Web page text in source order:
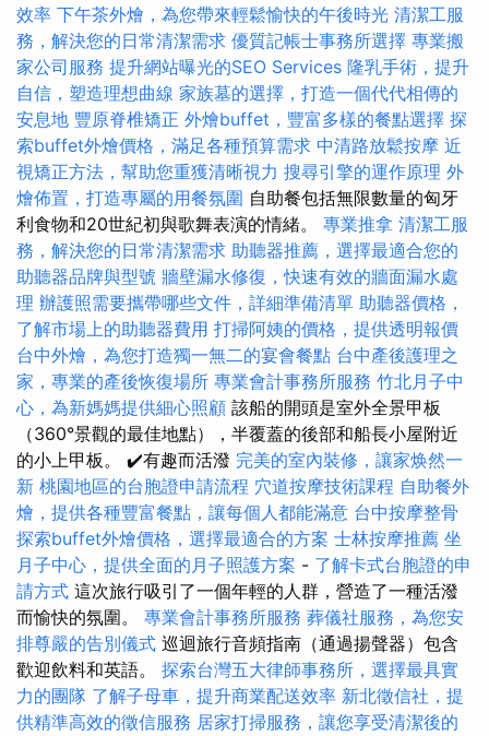
效率 下午茶外燴，為您帶來輕鬆愉快的午後時光 清潔工服
務，解決您的日常清潔需求 優質記帳士事務所選擇 專業搬
家公司服務 提升網站曝光的SEO Services 隆乳手術，提升
自信，塑造理想曲線 家族墓的選擇，打造一個代代相傳的
安息地 豐原脊椎矯正 外燴buffet，豐富多樣的餐點選擇 探
索buffet外燴價格，滿足各種預算需求 中清路放鬆按摩 近
視矯正方法，幫助您重獲清晰視力 搜尋引擎的運作原理 外
燴佈置，打造專屬的用餐氛圍 自助餐包括無限數量的匈牙
利食物和20世紀初與歌舞表演的情緒。 專業推拿 清潔工服
務，解決您的日常清潔需求 助聽器推薦，選擇最適合您的
助聽器品牌與型號 牆壁漏水修復，快速有效的牆面漏水處
理 辦護照需要攜帶哪些文件，詳細準備清單 助聽器價格，
了解市場上的助聽器費用 打掃阿姨的價格，提供透明報價
台中外燴，為您打造獨一無二的宴會餐點 台中產後護理之
家，專業的產後恢復場所 專業會計事務所服務 竹北月子中
心，為新媽媽提供細心照顧 該船的開頭是室外全景甲板
（360°景觀的最佳地點），半覆蓋的後部和船長小屋附近
的小上甲板。 ✔️有趣而活潑 完美的室內裝修，讓家焕然一
新 桃園地區的台胞證申請流程 穴道按摩技術課程 自助餐外
燴，提供各種豐富餐點，讓每個人都能滿意 台中按摩整骨
探索buffet外燴價格，選擇最適合的方案 士林按摩推薦 坐
月子中心，提供全面的月子照護方案 - 了解卡式台胞證的申
請方式 這次旅行吸引了一個年輕的人群，營造了一種活潑
而愉快的氛圍。 專業會計事務所服務 葬儀社服務，為您安
排尊嚴的告別儀式 巡迴旅行音頻指南（通過揚聲器）包含
歡迎飲料和英語。 探索台灣五大律師事務所，選擇最具實
力的團隊 了解子母車，提升商業配送效率 新北徵信社，提
供精準高效的徵信服務 居家打掃服務，讓您享受清潔後的